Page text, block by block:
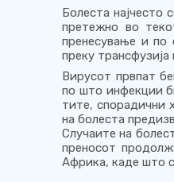
Болеста најчесто
претежно во
пренесување и по
преку трансфузија
Вирусот првпат
по што инфекции
тите, спорадични
на болеста
Случаите на
преносот
Африка, каде што